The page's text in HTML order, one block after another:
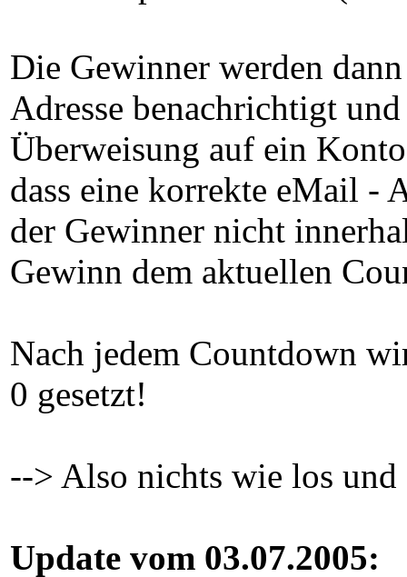
Die Gewinner werden
Adresse benachrichtigt
Überweisung auf ein
dass eine korrekte eMail -
der Gewinner nicht
Gewinn dem aktuellen
Nach jedem Countdown
0 gesetzt!
--> Also nichts wie los und
Update vom 03.07.2005: